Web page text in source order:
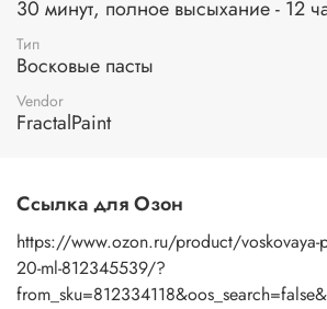
старины и роскоши.
Подходящие поверхности:
картон, ДВП, ДСП, грунтованный холст,
пластмассы, грунтованный металл,
природный камень, штукатурка и др.
Составом:
воск состоит из
апельсинового масла и пигмента,
воска, пигмента, акриловая дисперсия,
консервант.
Консистенции:восковая паста более
30 минут, полное высыхание - 12
Тип
Восковые пасты
Vendor
FractalPaint
Ссылка для Озон
https://www.ozon.ru/product/voskovaya-
20-ml-812345539/?